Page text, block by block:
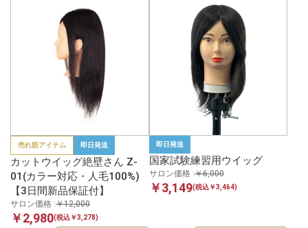
売れ筋アイテム 即日発送
カットウイッグ絶壁さん Z-
01(カラー対応・人毛100%)
【3日間新品保証付】
サロン価格 :￥12,000
￥2,980(税込￥3,278)
即日発送
国家試験練習用ウイッグ
サロン価格 :￥6,000
￥3,149(税込￥3,464)